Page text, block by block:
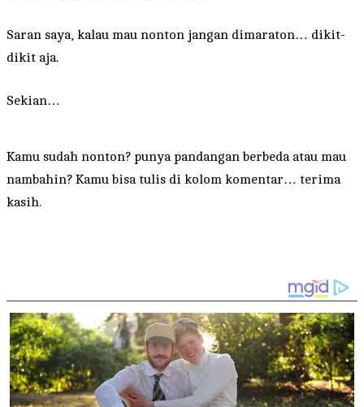
Saran saya, kalau mau nonton jangan dimaraton… dikit-
dikit aja.
Sekian…
Kamu sudah nonton? punya pandangan berbeda atau mau
nambahin? Kamu bisa tulis di kolom komentar… terima
kasih.